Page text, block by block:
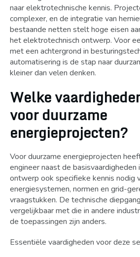
naar elektrotechnische kennis.
complexer, en de integratie van
bestaande netten stelt hoge eisen
het elektrotechnisch ontwerp. Voor
met een achtergrond in
automatisering is de stap naar
kleiner dan velen denken.
Welke
voor duurzame
energieprojecten?
Voor duurzame energieprojecten
engineer naast de basisvaardigheden
ontwerp ook specifieke kennis nodig
energiesystemen, normen en grid-
vraagstukken. De technische
vergelijkbaar met die in andere
de toepassingen zijn anders.
Essentiële vaardigheden voor deze